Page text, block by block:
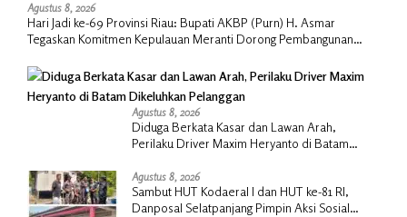
Agustus 8, 2026
Hari Jadi ke-69 Provinsi Riau: Bupati AKBP (Purn) H. Asmar
Tegaskan Komitmen Kepulauan Meranti Dorong Pembangunan
Agustus 8, 2026
Diduga Berkata Kasar dan Lawan Arah,
Perilaku Driver Maxim Heryanto di Batam
Agustus 8, 2026
Sambut HUT Kodaeral I dan HUT ke-81 RI,
Danposal Selatpanjang Pimpin Aksi Sosial